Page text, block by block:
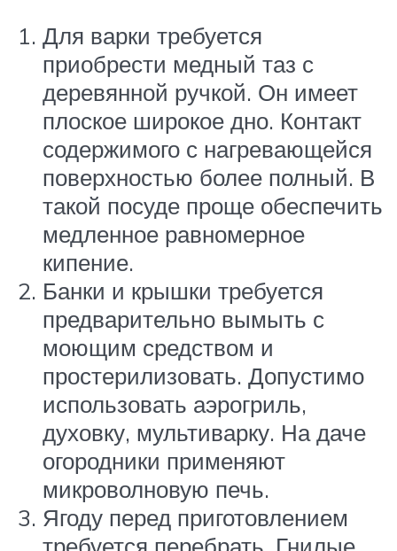
Для варки требуется
приобрести медный таз с
деревянной ручкой. Он имеет
плоское широкое дно. Контакт
содержимого с нагревающейся
поверхностью более полный. В
такой посуде проще обеспечить
медленное равномерное
кипение.
Банки и крышки требуется
предварительно вымыть с
моющим средством и
простерилизовать. Допустимо
использовать аэрогриль,
духовку, мультиварку. На даче
огородники применяют
микроволновую печь.
Ягоду перед приготовлением